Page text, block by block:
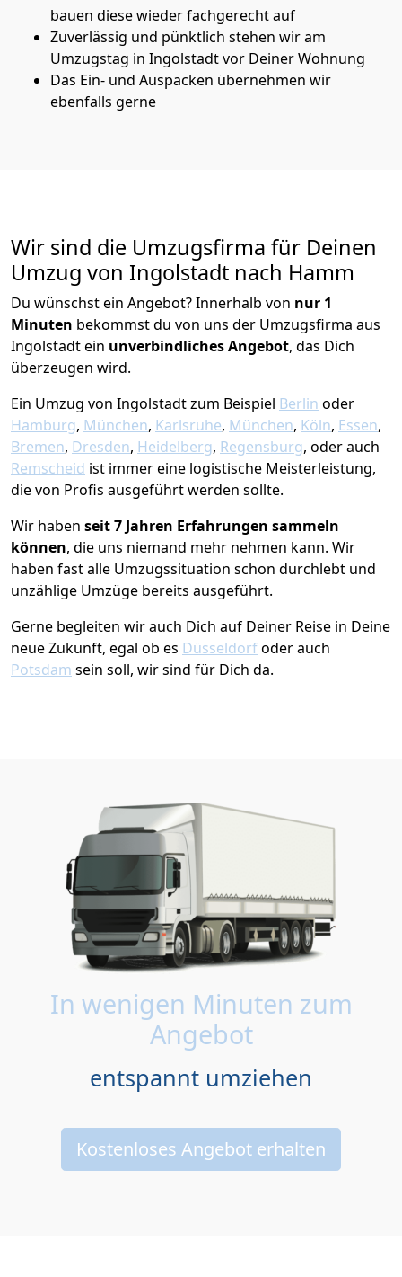
bauen diese wieder fachgerecht auf
Zuverlässig und pünktlich stehen wir am
Umzugstag in Ingolstadt vor Deiner Wohnung
Das Ein- und Auspacken übernehmen wir
ebenfalls gerne
Wir sind die Umzugsfirma für Deinen
Umzug von Ingolstadt nach Hamm
Du wünschst ein Angebot? Innerhalb von nur 1
Minuten bekommst du von uns der Umzugsfirma aus
Ingolstadt ein unverbindliches Angebot, das Dich
überzeugen wird.
Ein Umzug von Ingolstadt zum Beispiel Berlin oder
Hamburg, München, Karlsruhe, München, Köln, Essen,
Bremen, Dresden, Heidelberg, Regensburg, oder auch
Remscheid ist immer eine logistische Meisterleistung,
die von Profis ausgeführt werden sollte.
Wir haben seit7 Jahren Erfahrungen sammeln
können, die uns niemand mehr nehmen kann. Wir
haben fast alle Umzugssituation schon durchlebt und
unzählige Umzüge bereits ausgeführt.
Gerne begleiten wir auch Dich auf Deiner Reise in Deine
neue Zukunft, egal ob es Düsseldorfoder auch
Potsdam sein soll, wir sind für Dich da.
In wenigen Minuten zum
Angebot
entspannt umziehen
Kostenloses Angebot erhalten